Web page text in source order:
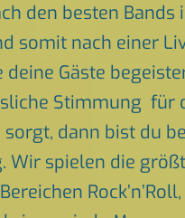
den besten Bands
somit nach einer
deine Gäste
Stimmung für
dann bist du
Wir spielen die